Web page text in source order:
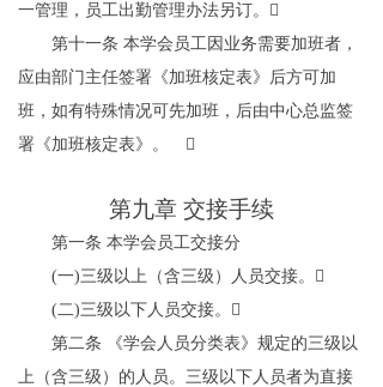
一管理，员工出勤管理办法另订。

第十一条 本学会员工因业务需要加班者，
应由部门主任签署《加班核定表》后方可加
班，如有特殊情况可先加班，后由中心总监签
署《加班核定表》。

第九章 交接手续
第一条 本学会员工交接分
(一)三级以上（含三级）人员交接。

(二)三级以下人员交接。

第二条
《学会人员分类表》规定的三级以
上（含三级）的人员。三级以下人员者为直接